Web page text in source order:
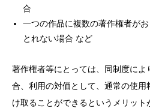
合
一つの作品に複数の著作権者が
とれない場合 など
著作権者等にとっては、同制度に
合、利用の対価として、通常の使
け取ることができるというメリッ